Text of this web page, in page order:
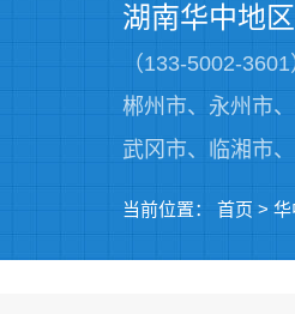
湖南华中地
（133-5002-
郴州市、永州市
武冈市、临湘市
当前位置： 首页 > 华